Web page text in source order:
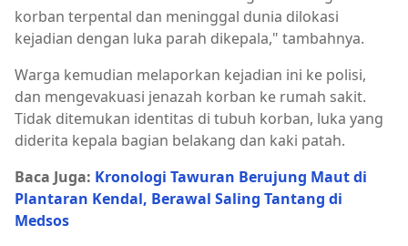
korban terpental dan meninggal dunia dilokasi
kejadian dengan luka parah dikepala," tambahnya.
Warga kemudian melaporkan kejadian ini ke polisi,
dan mengevakuasi jenazah korban ke rumah sakit.
Tidak ditemukan identitas di tubuh korban, luka yang
diderita kepala bagian belakang dan kaki patah.
Baca Juga: Kronologi Tawuran Berujung Maut di
Plantaran Kendal, Berawal Saling Tantang di
Medsos